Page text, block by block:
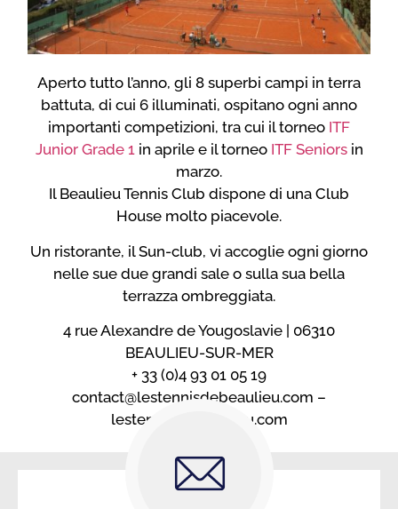
Aperto tutto l’anno, gli 8 superbi campi in terra
battuta, di cui 6 illuminati, ospitano ogni anno
importanti competizioni, tra cui il torneo ITF
Junior Grade 1in aprile e il torneo ITF Seniorsin
marzo.
Il Beaulieu Tennis Club dispone di una Club
House molto piacevole.
Un ristorante, il Sun-club, vi accoglie ogni giorno
nelle sue due grandi sale o sulla sua bella
terrazza ombreggiata.
4 rue Alexandre de Yougoslavie | 06310
BEAULIEU-SUR-MER
+ 33 (0)4 93 01 05 19
contact@lestennisdebeaulieu.com –
lestennisdebeaulieu.com